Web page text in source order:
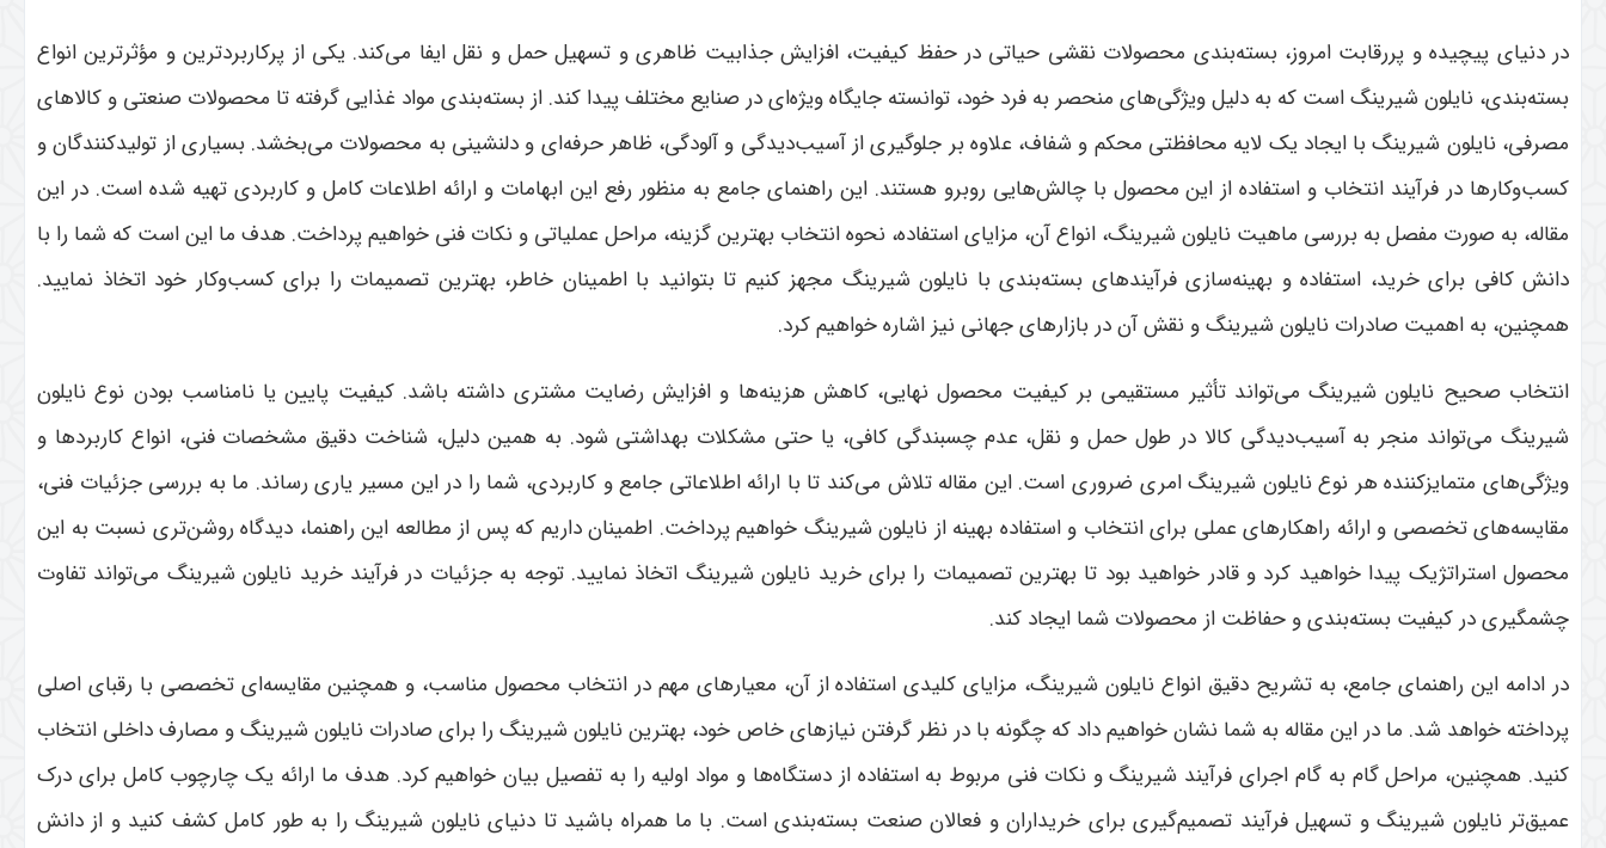
در دنیای پیچیده و پررقابت امروز، بسته‌بندی محصولات نقشی حیاتی در حفظ کیفیت، افزایش جذابیت ظاهری و تسهیل حمل و نقل ایفا می‌کند. یکی از پرکاربردترین و مؤثرترین انواع
بسته‌بندی، نایلون شیرینگ است که به دلیل ویژگی‌های منحصر به فرد خود، توانسته جایگاه ویژه‌ای در صنایع مختلف پیدا کند. از بسته‌بندی مواد غذایی گرفته تا محصولات صنعتی و کالاهای
مصرفی، نایلون شیرینگ با ایجاد یک لایه محافظتی محکم و شفاف، علاوه بر جلوگیری از آسیب‌دیدگی و آلودگی، ظاهر حرفه‌ای و دلنشینی به محصولات می‌بخشد. بسیاری از تولیدکنندگان و
کسب‌وکارها در فرآیند انتخاب و استفاده از این محصول با چالش‌هایی روبرو هستند. این راهنمای جامع به منظور رفع این ابهامات و ارائه اطلاعات کامل و کاربردی تهیه شده است. در این
مقاله، به صورت مفصل به بررسی ماهیت نایلون شیرینگ، انواع آن، مزایای استفاده، نحوه انتخاب بهترین گزینه، مراحل عملیاتی و نکات فنی خواهیم پرداخت. هدف ما این است که شما را با
دانش کافی برای خرید، استفاده و بهینه‌سازی فرآیندهای بسته‌بندی با نایلون شیرینگ مجهز کنیم تا بتوانید با اطمینان خاطر، بهترین تصمیمات را برای کسب‌وکار خود اتخاذ نمایید.
همچنین، به اهمیت صادرات نایلون شیرینگ و نقش آن در بازارهای جهانی نیز اشاره خواهیم کرد.
انتخاب صحیح نایلون شیرینگ می‌تواند تأثیر مستقیمی بر کیفیت محصول نهایی، کاهش هزینه‌ها و افزایش رضایت مشتری داشته باشد. کیفیت پایین یا نامناسب بودن نوع نایلون
شیرینگ می‌تواند منجر به آسیب‌دیدگی کالا در طول حمل و نقل، عدم چسبندگی کافی، یا حتی مشکلات بهداشتی شود. به همین دلیل، شناخت دقیق مشخصات فنی، انواع کاربردها و
ویژگی‌های متمایزکننده هر نوع نایلون شیرینگ امری ضروری است. این مقاله تلاش می‌کند تا با ارائه اطلاعاتی جامع و کاربردی، شما را در این مسیر یاری رساند. ما به بررسی جزئیات فنی،
مقایسه‌های تخصصی و ارائه راهکارهای عملی برای انتخاب و استفاده بهینه از نایلون شیرینگ خواهیم پرداخت. اطمینان داریم که پس از مطالعه این راهنما، دیدگاه روشن‌تری نسبت به این
محصول استراتژیک پیدا خواهید کرد و قادر خواهید بود تا بهترین تصمیمات را برای خرید نایلون شیرینگ اتخاذ نمایید. توجه به جزئیات در فرآیند خرید نایلون شیرینگ می‌تواند تفاوت
چشمگیری در کیفیت بسته‌بندی و حفاظت از محصولات شما ایجاد کند.
در ادامه این راهنمای جامع، به تشریح دقیق انواع نایلون شیرینگ، مزایای کلیدی استفاده از آن، معیارهای مهم در انتخاب محصول مناسب، و همچنین مقایسه‌ای تخصصی با رقبای اصلی
پرداخته خواهد شد. ما در این مقاله به شما نشان خواهیم داد که چگونه با در نظر گرفتن نیازهای خاص خود، بهترین نایلون شیرینگ را برای صادرات نایلون شیرینگ و مصارف داخلی انتخاب
کنید. همچنین، مراحل گام به گام اجرای فرآیند شیرینگ و نکات فنی مربوط به استفاده از دستگاه‌ها و مواد اولیه را به تفصیل بیان خواهیم کرد. هدف ما ارائه یک چارچوب کامل برای درک
عمیق‌تر نایلون شیرینگ و تسهیل فرآیند تصمیم‌گیری برای خریداران و فعالان صنعت بسته‌بندی است. با ما همراه باشید تا دنیای نایلون شیرینگ را به طور کامل کشف کنید و از دانش